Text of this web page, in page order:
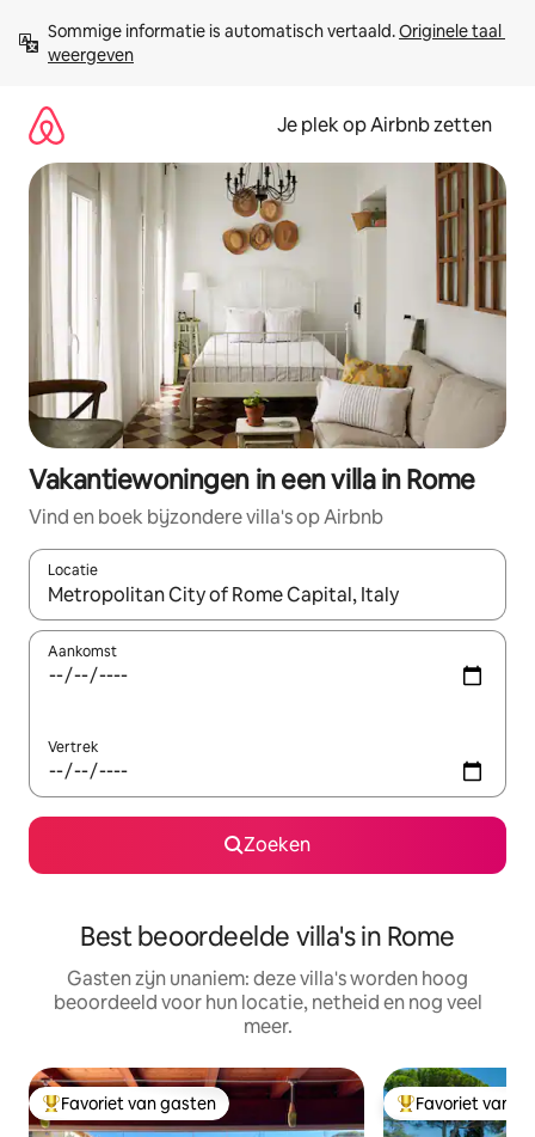
direct
naar
Sommige informatie is automatisch vertaald. Originele taal
weergeven
Je plek op Airbnb zetten
Vakantiewoningen in een villa in Rome
Vind en boek bijzondere villa's op Airbnb
Locatie
Wanneer er resultaten beschikbaar zijn, maak je een keuze
Aankomst
Vertrek
Zoeken
Best beoordeelde villa's in Rome
Gasten zijn unaniem: deze villa's worden hoog
beoordeeld voor hun locatie, netheid en nog veel
meer.
Topfavoriet van gasten
Favoriet van gasten Topfavoriet van
Favoriet van